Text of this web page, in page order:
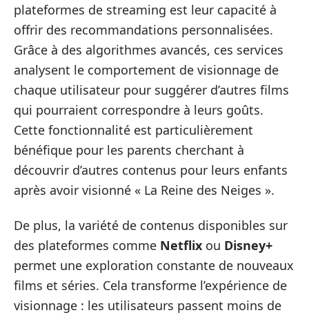
plateformes de streaming est leur capacité à
offrir des recommandations personnalisées.
Grâce à des algorithmes avancés, ces services
analysent le comportement de visionnage de
chaque utilisateur pour suggérer d’autres films
qui pourraient correspondre à leurs goûts.
Cette fonctionnalité est particulièrement
bénéfique pour les parents cherchant à
découvrir d’autres contenus pour leurs enfants
après avoir visionné « La Reine des Neiges ».
De plus, la variété de contenus disponibles sur
des plateformes comme Netflix ou Disney+
permet une exploration constante de nouveaux
films et séries. Cela transforme l’expérience de
visionnage : les utilisateurs passent moins de